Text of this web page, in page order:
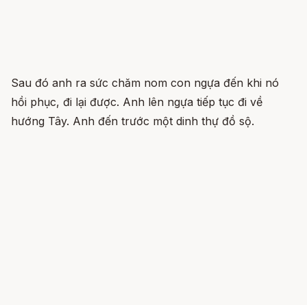
Sau đó anh ra sức chăm nom con ngựa đến khi nó
hồi phục, đi lại được. Anh lên ngựa tiếp tục đi về
hướng Tây. Anh đến trước một dinh thự đồ sộ.